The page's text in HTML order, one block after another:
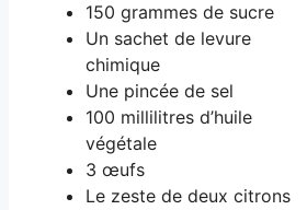
150 grammes de sucre
Un sachet de levure
chimique
Une pincée de sel
100 millilitres d’huile
végétale
3 œufs
Le zeste de deux citrons